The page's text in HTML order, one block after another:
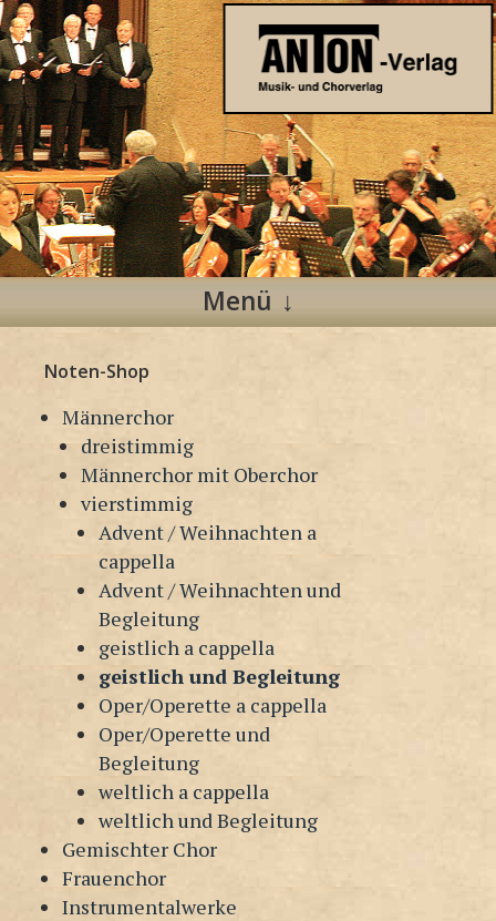
Anton Verlag
Musik- und Chorverlag
Menü
Inhalt
springen
Noten-Shop
Männerchor
dreistimmig
Männerchor mit Oberchor
vierstimmig
Advent / Weihnachten a
cappella
Advent / Weihnachten und
Begleitung
geistlich a cappella
geistlich und Begleitung
Oper/Operette a cappella
Oper/Operette und
Begleitung
weltlich a cappella
weltlich und Begleitung
Gemischter Chor
Frauenchor
Instrumentalwerke